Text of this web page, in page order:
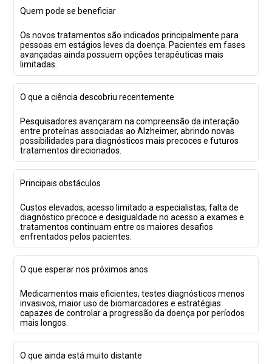
Quem pode se beneficiar
Os novos tratamentos são indicados principalmente para
pessoas em estágios leves da doença. Pacientes em fases
avançadas ainda possuem opções terapêuticas mais
limitadas.
O que a ciência descobriu recentemente
Pesquisadores avançaram na compreensão da interação
entre proteínas associadas ao Alzheimer, abrindo novas
possibilidades para diagnósticos mais precoces e futuros
tratamentos direcionados.
Principais obstáculos
Custos elevados, acesso limitado a especialistas, falta de
diagnóstico precoce e desigualdade no acesso a exames e
tratamentos continuam entre os maiores desafios
enfrentados pelos pacientes.
O que esperar nos próximos anos
Medicamentos mais eficientes, testes diagnósticos menos
invasivos, maior uso de biomarcadores e estratégias
capazes de controlar a progressão da doença por períodos
mais longos.
O que ainda está muito distante